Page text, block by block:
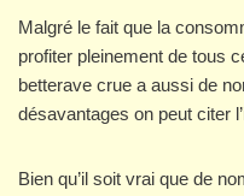
Malgré le fait que la
profiter pleinement de tous
betterave crue a aussi de
désavantages on peut citer
Bien qu’il soit vrai que de